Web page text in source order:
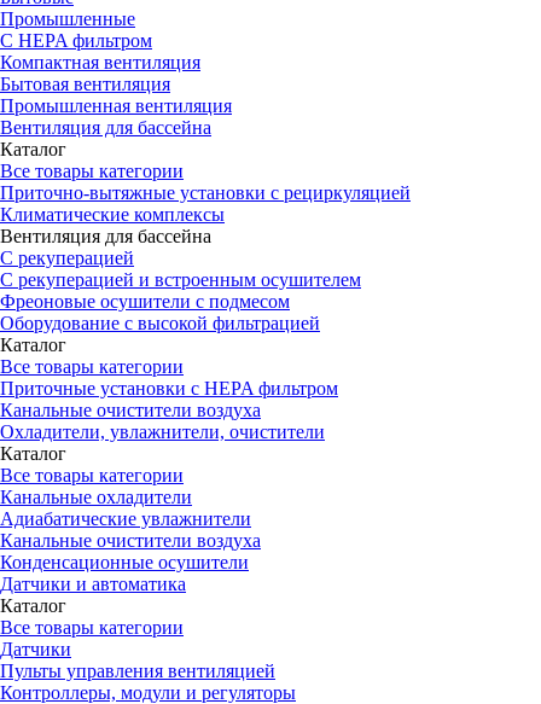
Промышленные
С HEPA фильтром
Компактная вентиляция
Бытовая вентиляция
Промышленная вентиляция
Вентиляция для бассейна
Каталог
Все товары категории
Приточно-вытяжные установки с рециркуляцией
Климатические комплексы
Вентиляция для бассейна
С рекуперацией
С рекуперацией и встроенным осушителем
Фреоновые осушители с подмесом
Оборудование с высокой фильтрацией
Каталог
Все товары категории
Приточные установки c HEPA фильтром
Канальные очистители воздуха
Охладители, увлажнители, очистители
Каталог
Все товары категории
Канальные охладители
Адиабатические увлажнители
Канальные очистители воздуха
Конденсационные осушители
Датчики и автоматика
Каталог
Все товары категории
Датчики
Пульты управления вентиляцией
Контроллеры, модули и регуляторы